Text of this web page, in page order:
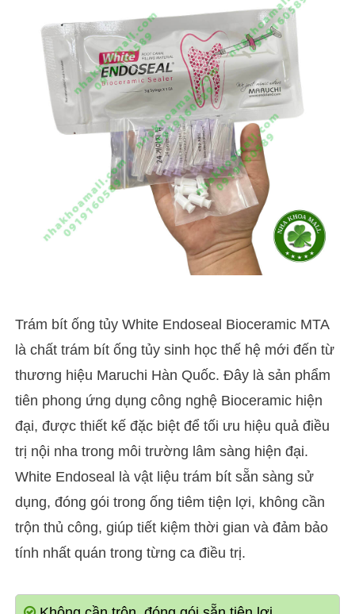
Trám bít ống tủy White Endoseal Bioceramic MTA
là chất trám bít ống tủy sinh học thế hệ mới đến từ
thương hiệu Maruchi Hàn Quốc. Đây là sản phẩm
tiên phong ứng dụng công nghệ Bioceramic hiện
đại, được thiết kế đặc biệt để tối ưu hiệu quả điều
trị nội nha trong môi trường lâm sàng hiện đại.
White Endoseal là vật liệu trám bít sẵn sàng sử
dụng, đóng gói trong ống tiêm tiện lợi, không cần
trộn thủ công, giúp tiết kiệm thời gian và đảm bảo
tính nhất quán trong từng ca điều trị.